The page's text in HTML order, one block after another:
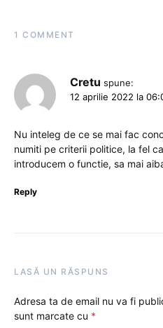
1 COMMENT
Cretu spune:
12 aprilie 2022 la
Nu inteleg de ce se mai fac
numiti pe criterii politice, la fel
introducem o functie, sa mai
Reply
LASĂ UN RĂSPUNS
Adresa ta de email nu va fi
sunt marcate cu *